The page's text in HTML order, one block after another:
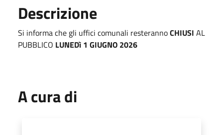
Descrizione
Si informa che gli uffici comunali resterannoCHIUSI AL
PUBBLICO LUNEDì 1 GIUGNO 2026
A cura di